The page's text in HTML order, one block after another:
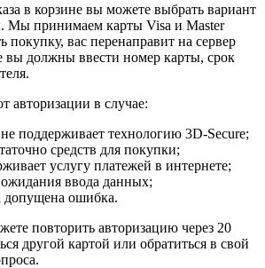
в корзине вы можете выбрать вариант
Мы принимаем карты Visa и Master
покупку, вас перенаправит на сервер
вы должны ввести номер карты, срок
авторизации в случае:
поддерживает технологию 3D-Secure;
средств для покупки;
услугу платежей в интернете;
ввода данных;
ошибка.
повторить авторизацию через 20
другой картой или обратиться в свой